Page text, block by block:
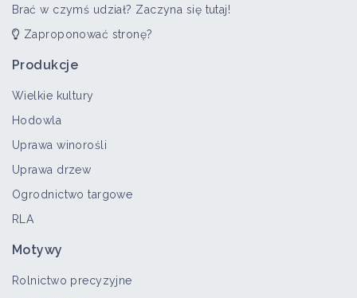
Brać w czymś udział? Zaczyna się tutaj!
Zaproponować stronę?
Produkcje
Wielkie kultury
Hodowla
Uprawa winorośli
Uprawa drzew
Ogrodnictwo targowe
RLA
Motywy
Rolnictwo precyzyjne